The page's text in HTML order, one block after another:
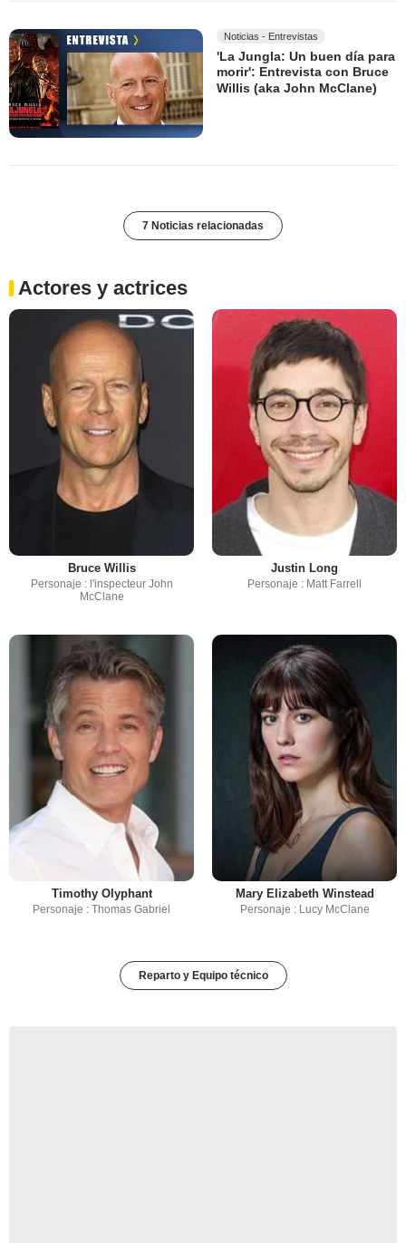
Noticias - Entrevistas
'La Jungla: Un buen día para
morir': Entrevista con Bruce
Willis (aka John McClane)
7 Noticias relacionadas
Actores y actrices
Bruce Willis
Personaje : l'inspecteur John
McClane
Justin Long
Personaje : Matt Farrell
Timothy Olyphant
Personaje : Thomas Gabriel
Mary Elizabeth Winstead
Personaje : Lucy McClane
Reparto y Equipo técnico